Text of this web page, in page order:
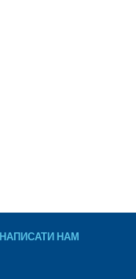
НАПИСАТИ НАМ